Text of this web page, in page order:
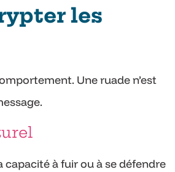
les
Une ruade n’est
capacité à fuir ou à se défendre